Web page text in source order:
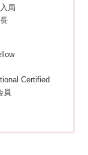
局
Certified
員